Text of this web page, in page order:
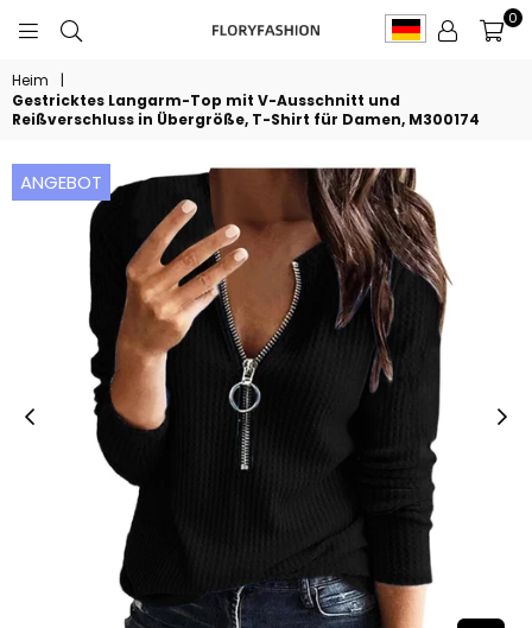
FLORYFASHION
0
Heim
|
Gestricktes Langarm-Top mit V-Ausschnitt und
Reißverschluss in Übergröße, T-Shirt für Damen, M300174
ANGEBOT